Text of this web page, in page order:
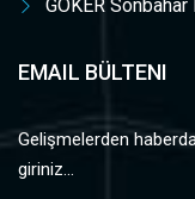
GOKER
EMAIL BÜLTENI
Gelişmelerden
giriniz...